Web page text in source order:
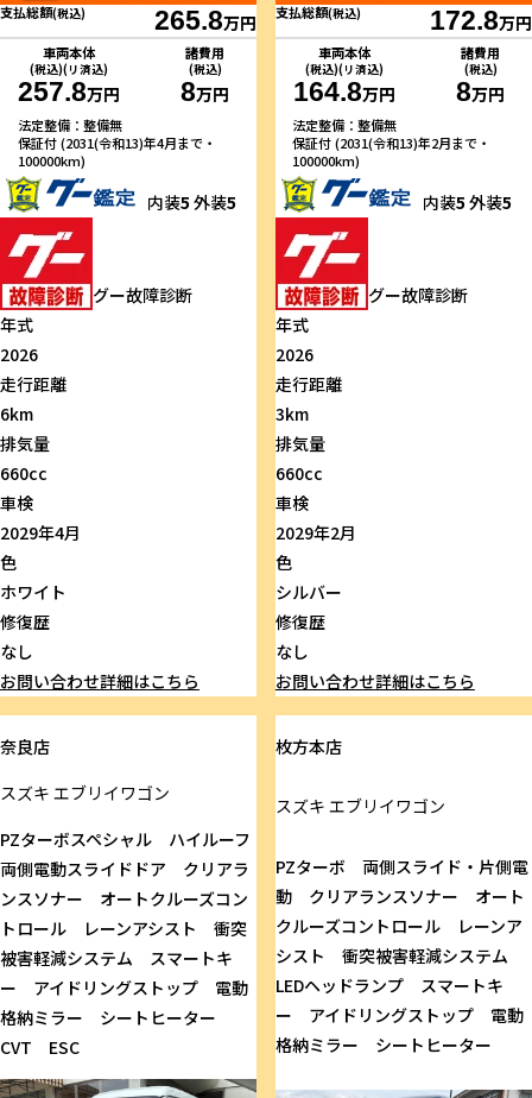
支払総額(税込) 265.8万円
車両本体
(税込)(リ済込)
257.8万円
諸費用
(税込)
8万円
法定整備：整備無
保証付 (2031(令和13)年4月まで・
100000km)
内装5 外装5
グー故障診断
年式
2026
走行距離
6km
排気量
660cc
車検
2029年4月
色
ホワイト
修復歴
なし
お問い合わせ詳細はこちら
支払総額(税込) 172.8万円
車両本体
(税込)(リ済込)
164.8万円
諸費用
(税込)
8万円
法定整備：整備無
保証付 (2031(令和13)年2月まで・
100000km)
内装5 外装5
グー故障診断
年式
2026
走行距離
3km
排気量
660cc
車検
2029年2月
色
シルバー
修復歴
なし
お問い合わせ詳細はこちら
奈良店
スズキ エブリイワゴン
PZターボスペシャル ハイルーフ
両側電動スライドドア クリアラ
ンスソナー オートクルーズコン
トロール レーンアシスト 衝突
被害軽減システム スマートキ
ー アイドリングストップ 電動
格納ミラー シートヒーター
CVT ESC
枚方本店
スズキ エブリイワゴン
PZターボ 両側スライド・片側電
動 クリアランスソナー オート
クルーズコントロール レーンア
シスト 衝突被害軽減システム
LEDヘッドランプ スマートキ
ー アイドリングストップ 電動
格納ミラー シートヒーター